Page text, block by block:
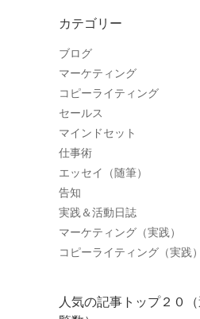
カテゴリー
ブログ
マーケティング
コピーライティング
セールス
マインドセット
仕事術
エッセイ（随筆）
告知
実践＆活動日誌
マーケティング（実践）
コピーライティング（実践）
人気の記事トップ２０